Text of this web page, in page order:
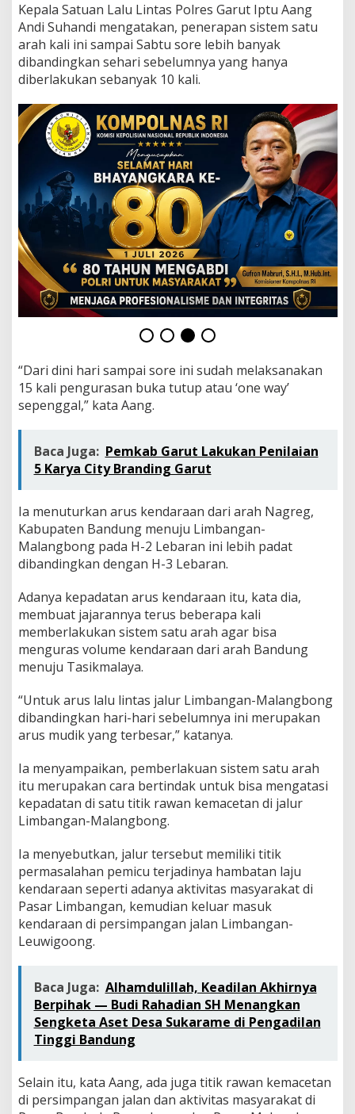
a
k
k
a
n
s
t
e
m
'
O
n
e
W
a
y
'
1
5
a
i
i
J
u
r
s
o
n
a
Kepala Satuan Lalu Lintas Polres Garut Iptu Aang
Andi Suhandi mengatakan, penerapan sistem satu
arah kali ini sampai Sabtu sore lebih banyak
dibandingkan sehari sebelumnya yang hanya
diberlakukan sebanyak 10 kali.
“Dari dini hari sampai sore ini sudah melaksanakan
15 kali pengurasan buka tutup atau ‘one way’
sepenggal,” kata Aang.
Baca Juga: Pemkab Garut Lakukan Penilaian
5 Karya City Branding Garut
Ia menuturkan arus kendaraan dari arah Nagreg,
Kabupaten Bandung menuju Limbangan-
Malangbong pada H-2 Lebaran ini lebih padat
dibandingkan dengan H-3 Lebaran.
Adanya kepadatan arus kendaraan itu, kata dia,
membuat jajarannya terus beberapa kali
memberlakukan sistem satu arah agar bisa
menguras volume kendaraan dari arah Bandung
menuju Tasikmalaya.
“Untuk arus lalu lintas jalur Limbangan-Malangbong
dibandingkan hari-hari sebelumnya ini merupakan
arus mudik yang terbesar,” katanya.
Ia menyampaikan, pemberlakuan sistem satu arah
itu merupakan cara bertindak untuk bisa mengatasi
kepadatan di satu titik rawan kemacetan di jalur
Limbangan-Malangbong.
Ia menyebutkan, jalur tersebut memiliki titik
permasalahan pemicu terjadinya hambatan laju
kendaraan seperti adanya aktivitas masyarakat di
Pasar Limbangan, kemudian keluar masuk
kendaraan di persimpangan jalan Limbangan-
Leuwigoong.
Baca Juga: Alhamdulillah, Keadilan Akhirnya
Berpihak — Budi Rahadian SH Menangkan
Sengketa Aset Desa Sukarame di Pengadilan
Tinggi Bandung
Selain itu, kata Aang, ada juga titik rawan kemacetan
di persimpangan jalan dan aktivitas masyarakat di